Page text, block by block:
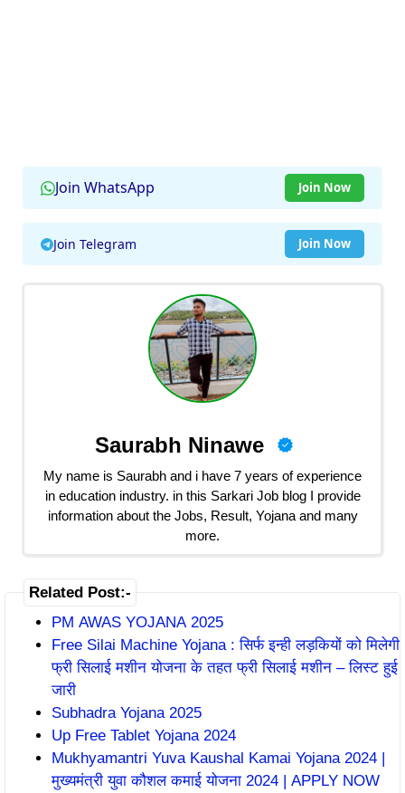
Join WhatsApp Join Now
Join Telegram Join Now
Saurabh Ninawe
My name is Saurabh and i have 7 years of experience
in education industry. in this Sarkari Job blog I provide
information about the Jobs, Result, Yojana and many
more.
Related Post:-
PM AWAS YOJANA 2025
Free Silai Machine Yojana : सिर्फ इन्ही लड़कियों को मिलेगी
फ्री सिलाई मशीन योजना के तहत फ्री सिलाई मशीन – लिस्ट हुई
जारी
Subhadra Yojana 2025
Up Free Tablet Yojana 2024
Mukhyamantri Yuva Kaushal Kamai Yojana 2024 |
मुख्यमंत्री युवा कौशल कमाई योजना 2024 | APPLY NOW